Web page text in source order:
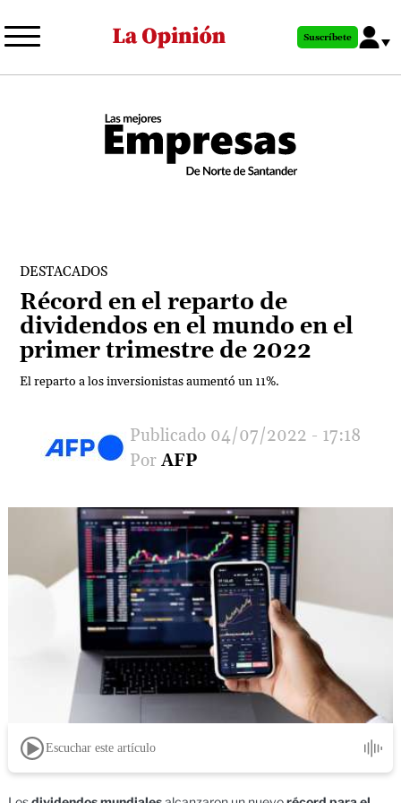
al
principal
Suscríbete
DESTACADOS
Récord en el reparto de
dividendos en el mundo en el
primer trimestre de 2022
El reparto a los inversionistas aumentó un 11%.
04/07/2022 - 17:18
AFP
Escuchar este artículo